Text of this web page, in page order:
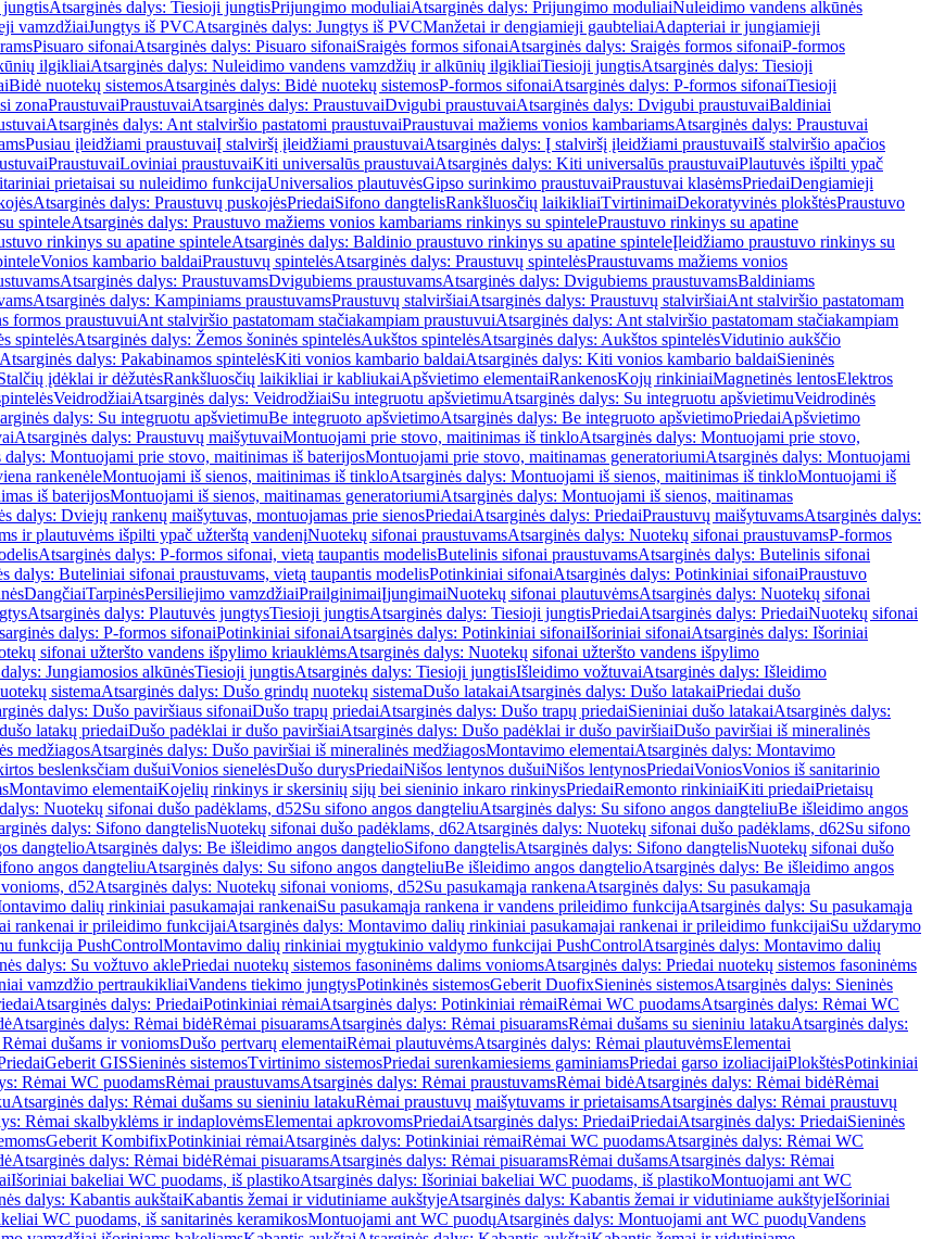
Atsarginės dalys: Tiesioji jungtisPrijungimo moduliaiAtsarginės dalys: Prijungimo moduliaiNuleidimo vandens alkūnės
vamzdžiaiJungtys iš PVCAtsarginės dalys: Jungtys iš PVCManžetai ir dengiamieji gaubteliaiAdapteriai ir jungiamieji
Pisuaro sifonaiAtsarginės dalys: Pisuaro sifonaiSraigės formos sifonaiAtsarginės dalys: Sraigės formos sifonaiP-formos
ilgikliaiAtsarginės dalys: Nuleidimo vandens vamzdžių ir alkūnių ilgikliaiTiesioji jungtisAtsarginės dalys: Tiesioji
Bidė nuotekų sistemosAtsarginės dalys: Bidė nuotekų sistemosP-formos sifonaiAtsarginės dalys: P-formos sifonaiTiesioji
zonaPraustuvaiPraustuvaiAtsarginės dalys: PraustuvaiDvigubi praustuvaiAtsarginės dalys: Dvigubi praustuvaiBaldiniai
Atsarginės dalys: Ant stalviršio pastatomi praustuvaiPraustuvai mažiems vonios kambariamsAtsarginės dalys: Praustuvai
Pusiau įleidžiami praustuvaiĮ stalviršį įleidžiami praustuvaiAtsarginės dalys: Į stalviršį įleidžiami praustuvaiIš stalviršio apačios
PraustuvaiLoviniai praustuvaiKiti universalūs praustuvaiAtsarginės dalys: Kiti universalūs praustuvaiPlautuvės išpilti ypač
prietaisai su nuleidimo funkcijaUniversalios plautuvėsGipso surinkimo praustuvaiPraustuvai klasėmsPriedaiDengiamieji
Atsarginės dalys: Praustuvų puskojėsPriedaiSifono dangtelisRankšluosčių laikikliaiTvirtinimaiDekoratyvinės plokštėsPraustuvo
spinteleAtsarginės dalys: Praustuvo mažiems vonios kambariams rinkinys su spintelePraustuvo rinkinys su apatine
rinkinys su apatine spinteleAtsarginės dalys: Baldinio praustuvo rinkinys su apatine spinteleĮleidžiamo praustuvo rinkinys su
Vonios kambario baldaiPraustuvų spintelėsAtsarginės dalys: Praustuvų spintelėsPraustuvams mažiems vonios
Atsarginės dalys: PraustuvamsDvigubiems praustuvamsAtsarginės dalys: Dvigubiems praustuvamsBaldiniams
Atsarginės dalys: Kampiniams praustuvamsPraustuvų stalviršiaiAtsarginės dalys: Praustuvų stalviršiaiAnt stalviršio pastatomam
formos praustuvuiAnt stalviršio pastatomam stačiakampiam praustuvuiAtsarginės dalys: Ant stalviršio pastatomam stačiakampiam
spintelėsAtsarginės dalys: Žemos šoninės spintelėsAukštos spintelėsAtsarginės dalys: Aukštos spintelėsVidutinio aukščio
Atsarginės dalys: Pakabinamos spintelėsKiti vonios kambario baldaiAtsarginės dalys: Kiti vonios kambario baldaiSieninės
įdėklai ir dėžutėsRankšluosčių laikikliai ir kabliukaiApšvietimo elementaiRankenosKojų rinkiniaiMagnetinės lentosElektros
VeidrodžiaiAtsarginės dalys: VeidrodžiaiSu integruotu apšvietimuAtsarginės dalys: Su integruotu apšvietimuVeidrodinės
dalys: Su integruotu apšvietimuBe integruoto apšvietimoAtsarginės dalys: Be integruoto apšvietimoPriedaiApšvietimo
Atsarginės dalys: Praustuvų maišytuvaiMontuojami prie stovo, maitinimas iš tinkloAtsarginės dalys: Montuojami prie stovo,
dalys: Montuojami prie stovo, maitinimas iš baterijosMontuojami prie stovo, maitinamas generatoriumiAtsarginės dalys: Montuojami
rankenėleMontuojami iš sienos, maitinimas iš tinkloAtsarginės dalys: Montuojami iš sienos, maitinimas iš tinkloMontuojami iš
iš baterijosMontuojami iš sienos, maitinamas generatoriumiAtsarginės dalys: Montuojami iš sienos, maitinamas
dalys: Dviejų rankenų maišytuvas, montuojamas prie sienosPriedaiAtsarginės dalys: PriedaiPraustuvų maišytuvamsAtsarginės dalys:
ir plautuvėms išpilti ypač užterštą vandenįNuotekų sifonai praustuvamsAtsarginės dalys: Nuotekų sifonai praustuvamsP-formos
Atsarginės dalys: P-formos sifonai, vietą taupantis modelisButelinis sifonai praustuvamsAtsarginės dalys: Butelinis sifonai
dalys: Buteliniai sifonai praustuvams, vietą taupantis modelisPotinkiniai sifonaiAtsarginės dalys: Potinkiniai sifonaiPraustuvo
DangčiaiTarpinėsPersiliejimo vamzdžiaiPrailginimaiĮjungimaiNuotekų sifonai plautuvėmsAtsarginės dalys: Nuotekų sifonai
Atsarginės dalys: Plautuvės jungtysTiesioji jungtisAtsarginės dalys: Tiesioji jungtisPriedaiAtsarginės dalys: PriedaiNuotekų sifonai
dalys: P-formos sifonaiPotinkiniai sifonaiAtsarginės dalys: Potinkiniai sifonaiIšoriniai sifonaiAtsarginės dalys: Išoriniai
sifonai užteršto vandens išpylimo kriauklėmsAtsarginės dalys: Nuotekų sifonai užteršto vandens išpylimo
Jungiamosios alkūnėsTiesioji jungtisAtsarginės dalys: Tiesioji jungtisIšleidimo vožtuvaiAtsarginės dalys: Išleidimo
sistemaAtsarginės dalys: Dušo grindų nuotekų sistemaDušo latakaiAtsarginės dalys: Dušo latakaiPriedai dušo
dalys: Dušo paviršiaus sifonaiDušo trapų priedaiAtsarginės dalys: Dušo trapų priedaiSieniniai dušo latakaiAtsarginės dalys:
latakų priedaiDušo padėklai ir dušo paviršiaiAtsarginės dalys: Dušo padėklai ir dušo paviršiaiDušo paviršiai iš mineralinės
medžiagosAtsarginės dalys: Dušo paviršiai iš mineralinės medžiagosMontavimo elementaiAtsarginės dalys: Montavimo
beslenksčiam dušuiVonios sienelėsDušo durysPriedaiNišos lentynos dušuiNišos lentynosPriedaiVoniosVonios iš sanitarinio
Montavimo elementaiKojelių rinkinys ir skersinių sijų bei sieninio inkaro rinkinysPriedaiRemonto rinkiniaiKiti priedaiPrietaisų
Nuotekų sifonai dušo padėklams, d52Su sifono angos dangteliuAtsarginės dalys: Su sifono angos dangteliuBe išleidimo angos
dalys: Sifono dangtelisNuotekų sifonai dušo padėklams, d62Atsarginės dalys: Nuotekų sifonai dušo padėklams, d62Su sifono
dangtelioAtsarginės dalys: Be išleidimo angos dangtelioSifono dangtelisAtsarginės dalys: Sifono dangtelisNuotekų sifonai dušo
angos dangteliuAtsarginės dalys: Su sifono angos dangteliuBe išleidimo angos dangtelioAtsarginės dalys: Be išleidimo angos
d52Atsarginės dalys: Nuotekų sifonai vonioms, d52Su pasukamąja rankenaAtsarginės dalys: Su pasukamąja
dalių rinkiniai pasukamajai rankenaiSu pasukamąja rankena ir vandens prileidimo funkcijaAtsarginės dalys: Su pasukamąja
rankenai ir prileidimo funkcijaiAtsarginės dalys: Montavimo dalių rinkiniai pasukamajai rankenai ir prileidimo funkcijaiSu uždarymo
funkcija PushControlMontavimo dalių rinkiniai mygtukinio valdymo funkcijai PushControlAtsarginės dalys: Montavimo dalių
dalys: Su vožtuvo aklePriedai nuotekų sistemos fasoninėms dalims voniomsAtsarginės dalys: Priedai nuotekų sistemos fasoninėms
vamzdžio pertraukikliaiVandens tiekimo jungtysPotinkinės sistemosGeberit DuofixSieninės sistemosAtsarginės dalys: Sieninės
Atsarginės dalys: PriedaiPotinkiniai rėmaiAtsarginės dalys: Potinkiniai rėmaiRėmai WC puodamsAtsarginės dalys: Rėmai WC
Atsarginės dalys: Rėmai bidėRėmai pisuaramsAtsarginės dalys: Rėmai pisuaramsRėmai dušams su sieniniu latakuAtsarginės dalys:
dušams ir voniomsDušo pertvarų elementaiRėmai plautuvėmsAtsarginės dalys: Rėmai plautuvėmsElementai
Geberit GISSieninės sistemosTvirtinimo sistemosPriedai surenkamiesiems gaminiamsPriedai garso izoliacijaiPlokštėsPotinkiniai
Rėmai WC puodamsRėmai praustuvamsAtsarginės dalys: Rėmai praustuvamsRėmai bidėAtsarginės dalys: Rėmai bidėRėmai
Atsarginės dalys: Rėmai dušams su sieniniu latakuRėmai praustuvų maišytuvams ir prietaisamsAtsarginės dalys: Rėmai praustuvų
Rėmai skalbyklėms ir indaplovėmsElementai apkrovomsPriedaiAtsarginės dalys: PriedaiPriedaiAtsarginės dalys: PriedaiSieninės
Geberit KombifixPotinkiniai rėmaiAtsarginės dalys: Potinkiniai rėmaiRėmai WC puodamsAtsarginės dalys: Rėmai WC
Atsarginės dalys: Rėmai bidėRėmai pisuaramsAtsarginės dalys: Rėmai pisuaramsRėmai dušamsAtsarginės dalys: Rėmai
Išoriniai bakeliai WC puodams, iš plastikoAtsarginės dalys: Išoriniai bakeliai WC puodams, iš plastikoMontuojami ant WC
dalys: Kabantis aukštaiKabantis žemai ir vidutiniame aukštyjeAtsarginės dalys: Kabantis žemai ir vidutiniame aukštyjeIšoriniai
WC puodams, iš sanitarinės keramikosMontuojami ant WC puodųAtsarginės dalys: Montuojami ant WC puodųVandens